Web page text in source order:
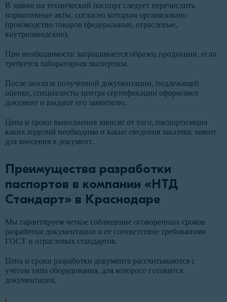
В заявке на технический паспорт следует перечислить
нормативные акты, согласно которым организовано
производство товаров (федеральные, отраслевые,
внутризаводские).
При необходимости запрашивается образец продукции, если
требуется лабораторная экспертиза.
После анализа полученной документации, подлежащей
оценке, специалисты центра сертификации оформляют
документ и выдают его заявителю.
Цена и сроки выполнения зависят от того, паспортизация
каких изделий необходима и какие сведения заказчик заявит
для внесения в документ.
Преимущества разработки
паспортов в компании «НТД
Стандарт» в Краснодаре
Мы гарантируем четкое соблюдение оговоренных сроков
разработки документации и ее соответствие требованиям
ГОСТ и отраслевых стандартов.
Цена и сроки разработки документа рассчитываются с
учётом типа оборудования, для которого готовится
документация.